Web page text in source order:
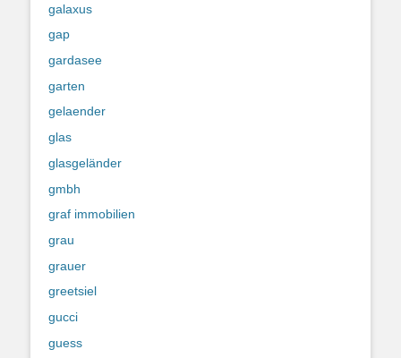
galaxus
gap
gardasee
garten
gelaender
glas
glasgeländer
gmbh
graf immobilien
grau
grauer
greetsiel
gucci
guess